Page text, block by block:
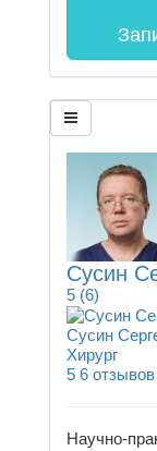
Сусин
5 (6)
Сусин
Хирург
5 6 отзывов
Научно-